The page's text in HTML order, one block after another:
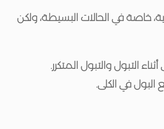
خاصة في الحالات البسيطة، ولكن
التبول والتبول المتكرر.
في الكلى.